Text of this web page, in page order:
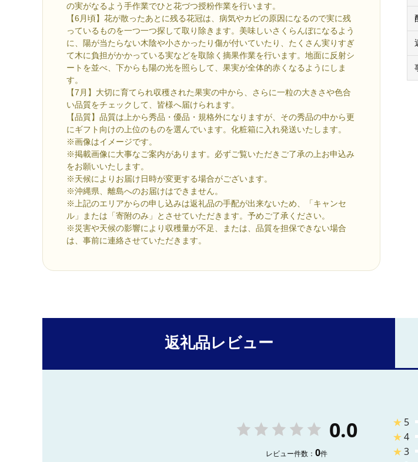
の実がなるよう手作業でひと花づつ授粉作業を行います。
【6月頃】花が散ったあとに残る花冠は、病気やカビの原因になるので実に残
っているものを一つ一つ探して取り除きます。美味しいさくらんぼになるよう
に、陽が当たらない木陰や小さかったり傷が付いていたり、たくさん実りすぎ
て木に負担がかかっている実などを取除く摘果作業を行います。地面に反射シ
ートを並べ、下からも陽の光を照らして、果実が全体的赤くなるようにしま
す。
【7月】大切に育てられ収穫された果実の中から、さらに一粒の大きさや色合
い品質をチェックして、皆様へ届けられます。
【品質】品質は上から秀品・優品・規格外になりますが、その秀品の中から更
にギフト向けの上位のものを選んでいます。化粧箱に入れ発送いたします。
※画像はイメージです。
※掲載画像に大事なご案内があります。必ずご覧いただきご了承の上お申込み
をお願いいたします。
※天候によりお届け日時が変更する場合がございます。
※沖縄県、離島へのお届けはできません。
※上記のエリアからの申し込みは返礼品の手配が出来ないため、「キャンセ
ル」または「寄附のみ」とさせていただきます。予めご了承ください。
※災害や天候の影響により収穫量が不足、または、品質を担保できない場合
は、事前に連絡させていただきます。
返礼品レビュー
0.0
レビュー件数： 0件
★ 5
★4
★3